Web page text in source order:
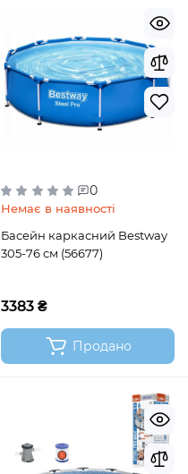
0
Немає в наявності
Басейн каркасний Bestway
305-76 см (56677)
3383 ₴
Продано